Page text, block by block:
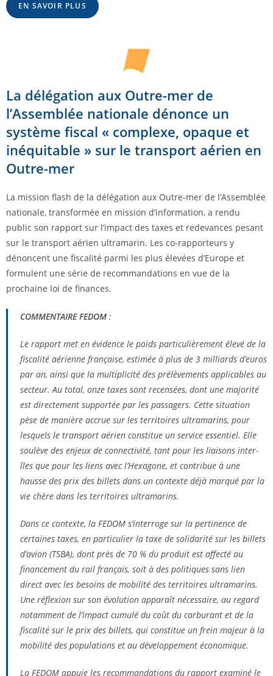
EN SAVOIR PLUS
La délégation aux Outre-mer de
l’Assemblée nationale dénonce un
système fiscal « complexe, opaque et
inéquitable » sur le transport aérien en
Outre-mer
La mission flash de la délégation aux Outre-mer de l’Assemblée
nationale, transformée en mission d’information, a rendu
public son rapport sur l’impact des taxes et redevances pesant
sur le transport aérien ultramarin. Les co-rapporteurs y
dénoncent une fiscalité parmi les plus élevées d’Europe et
formulent une série de recommandations en vue de la
prochaine loi de finances.
COMMENTAIRE FEDOM :
Le rapport met en évidence le poids particulièrement élevé de la
fiscalité aérienne française, estimée à plus de 3 milliards d’euros
par an, ainsi que la multiplicité des prélèvements applicables au
secteur. Au total, onze taxes sont recensées, dont une majorité
est directement supportée par les passagers. Cette situation
pèse de manière accrue sur les territoires ultramarins, pour
lesquels le transport aérien constitue un service essentiel. Elle
soulève des enjeux de connectivité, tant pour les liaisons inter-
îles que pour les liens avec l’Hexagone, et contribue à une
hausse des prix des billets dans un contexte déjà marqué par la
vie chère dans les territoires ultramarins.
Dans ce contexte, la FEDOM s’interroge sur la pertinence de
certaines taxes, en particulier la taxe de solidarité sur les billets
d’avion (TSBA), dont près de 70 % du produit est affecté au
financement du rail français, soit à des politiques sans lien
direct avec les besoins de mobilité des territoires ultramarins.
Une réflexion sur son évolution apparaît nécessaire, au regard
notamment de l’impact cumulé du coût du carburant et de la
fiscalité sur le prix des billets, qui constitue un frein majeur à la
mobilité des populations et au développement économique.
La FEDOM appuie les recommandations du rapport examiné le